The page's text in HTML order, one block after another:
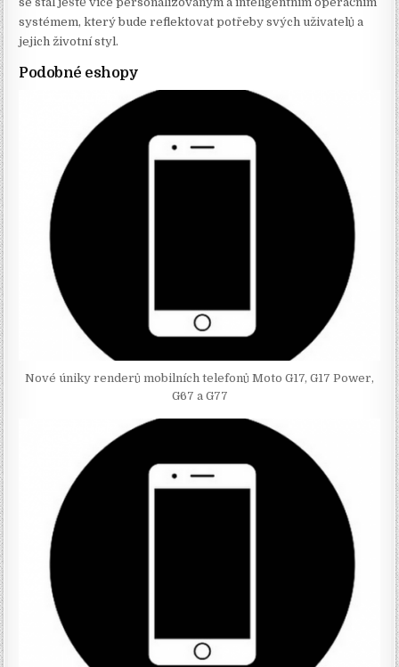
systémem, který bude reflektovat potřeby svých uživatelů a
jejich životní styl.
Podobné eshopy
Nové úniky renderů mobilních telefonů Moto G17, G17 Power,
G67 a G77